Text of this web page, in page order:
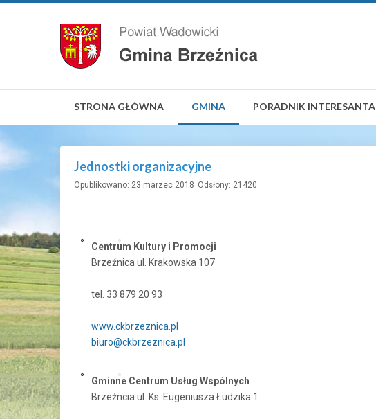
STRONA GŁÓWNA GMINA PORADNIK INTERESANTA
Jednostki organizacyjne
Opublikowano: 23 marzec 2018 Odsłony: 21420
Centrum Kultury i Promocji
Brzeźnica ul. Krakowska 107
tel. 33 879 20 93
www.ckbrzeznica.pl
biuro@ckbrzeznica.pl
Gminne Centrum Usług Wspólnych
Brzeźncia ul. Ks. Eugeniusza Łudzika 1